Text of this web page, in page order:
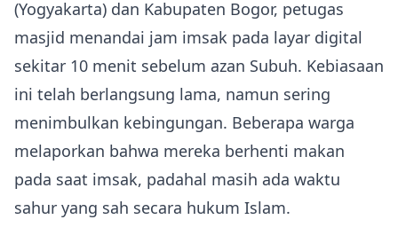
(Yogyakarta) dan Kabupaten Bogor, petugas
masjid menandai jam imsak pada layar digital
sekitar 10 menit sebelum azan Subuh. Kebiasaan
ini telah berlangsung lama, namun sering
menimbulkan kebingungan. Beberapa warga
melaporkan bahwa mereka berhenti makan
pada saat imsak, padahal masih ada waktu
sahur yang sah secara hukum Islam.